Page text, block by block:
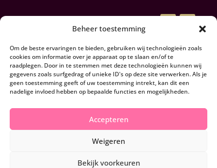
Beheer toestemming
Om de beste ervaringen te bieden, gebruiken wij technologieën zoals
cookies om informatie over je apparaat op te slaan en/of te
raadplegen. Door in te stemmen met deze technologieën kunnen wij
gegevens zoals surfgedrag of unieke ID's op deze site verwerken. Als je
geen toestemming geeft of uw toestemming intrekt, kan dit een
nadelige invloed hebben op bepaalde functies en mogelijkheden.
Accepteren
Weigeren
Bekijk voorkeuren
Algemene Voorwaarden
Herroepen en retourneren
© 2026 Nails & Beauty 10e - BE0844.166.254